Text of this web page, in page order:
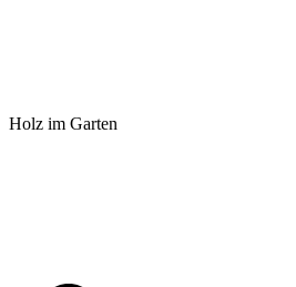
Holz im Garten